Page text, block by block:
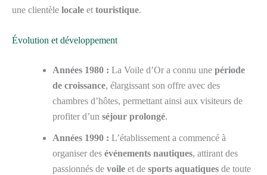
une clientèle locale et touristique.
Évolution et développement
Années 1980 : La Voile d’Or a connu une période
de croissance, élargissant son offre avec des
chambres d’hôtes, permettant ainsi aux visiteurs de
profiter d’un séjour prolongé.
Années 1990 : L’établissement a commencé à
organiser des événements nautiques, attirant des
passionnés de voile et de sports aquatiques de toute